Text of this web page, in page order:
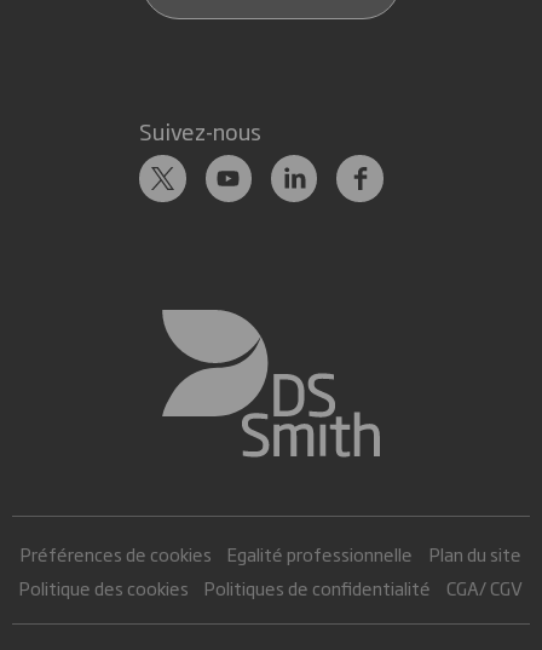
Suivez-nous
Préférences de cookies Egalité professionnelle
Plan du site
Politique des cookies
Politiques de confidentialité CGA/ CGV